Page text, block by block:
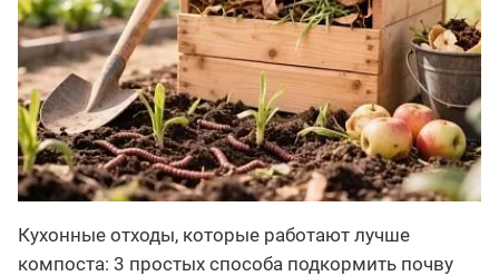
Кухонные отходы, которые работают лучше
компоста: 3 простых способа подкормить почву